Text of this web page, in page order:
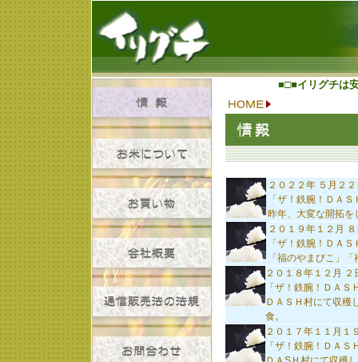
■□■イリグチは
２０２２年 ５月２２
「ザ！鉄腕！ＤＡＳ
昨年、大変な開拓を
２０１９年１２月 ８
「ザ！鉄腕！ＤＡＳ
「福のやまびこ」
２０１８年１２月 ２
「ザ！鉄腕！ＤＡＳ
ＤＡＳＨ村にて収穫
食。
２０１７年１１月１
「ザ！鉄腕！ＤＡＳ